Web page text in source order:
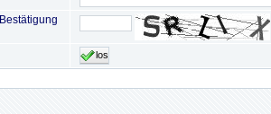
Bestätigung
los